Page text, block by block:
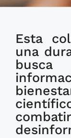
ofrecer
sobre
bienestar
Esta
una